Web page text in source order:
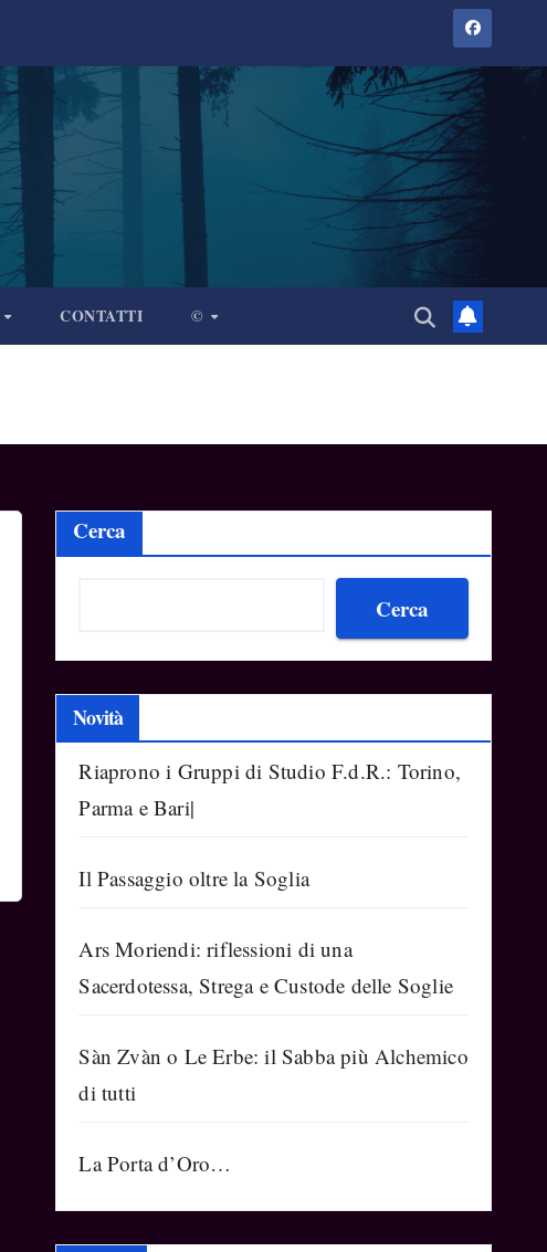
CONTATTI ©
Cerca
Cerca
Novità
Riaprono i Gruppi di Studio F.d.R.: Torino,
Parma e Bari|
Il Passaggio oltre la Soglia
Ars Moriendi: riflessioni di una
Sacerdotessa, Strega e Custode delle Soglie
Sàn Zvàn o Le Erbe: il Sabba più Alchemico
di tutti
La Porta d’Oro…